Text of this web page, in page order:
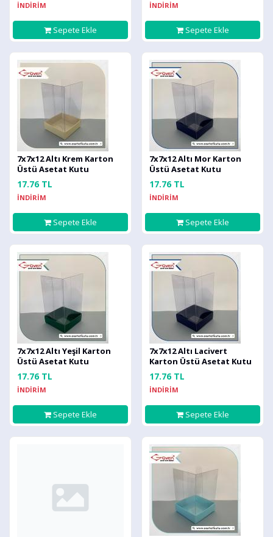
İNDİRİM
Sepete Ekle
İNDİRİM
Sepete Ekle
7x7x12 Altı Krem Karton
Üstü Asetat Kutu
17.76 TL
İNDİRİM
Sepete Ekle
7x7x12 Altı Mor Karton
Üstü Asetat Kutu
17.76 TL
İNDİRİM
Sepete Ekle
7x7x12 Altı Yeşil Karton
Üstü Asetat Kutu
17.76 TL
İNDİRİM
Sepete Ekle
7x7x12 Altı Lacivert
Karton Üstü Asetat Kutu
17.76 TL
İNDİRİM
Sepete Ekle